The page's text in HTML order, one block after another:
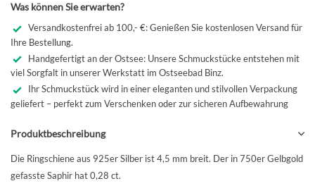
Was können Sie erwarten?
Versandkostenfrei ab 100,- €: Genießen Sie kostenlosen Versand für
Ihre Bestellung.
Handgefertigt an der Ostsee: Unsere Schmuckstücke entstehen mit
viel Sorgfalt in unserer Werkstatt im Ostseebad Binz.
Ihr Schmuckstück wird in einer eleganten und stilvollen Verpackung
geliefert – perfekt zum Verschenken oder zur sicheren Aufbewahrung
Produktbeschreibung
Die Ringschiene aus 925er Silber ist 4,5 mm breit. Der in 750er Gelbgold
gefasste Saphir hat 0,28 ct.